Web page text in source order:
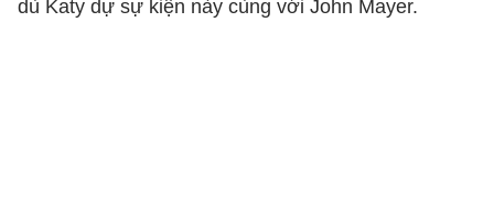
dù Katy dự sự kiện này cùng với John Mayer.